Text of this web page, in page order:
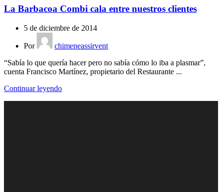
La Barbacoa Combi cala entre nuestros clientes
5 de diciembre de 2014
Por
chimeneassirvent
“Sabía lo que quería hacer pero no sabía cómo lo iba a plasmar”,
cuenta Francisco Martínez, propietario del Restaurante ...
Continuar leyendo